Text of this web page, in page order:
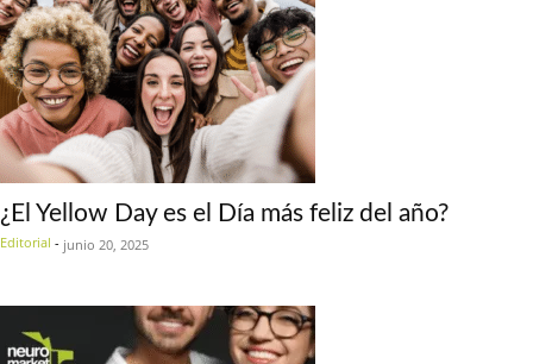
¿El Yellow Day es el Día más feliz del año?
Editorial - junio 20, 2025